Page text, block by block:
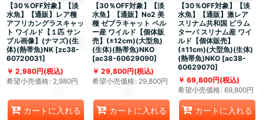
【30％OFF対象】【淡
水魚】【通販】レア種
アフリカングラスキャッ
ト ワイルド【１匹 サン
プル画像】(ナマズ)(生
体)(熱帯魚)NK [zc38-
60720031]
2,980円(税込)
希望小売価格: 2,980円
カートに入れる
【30％OFF対象】【淡
水魚】【通販】No2 美
種 ゼブラキャット ペル
ー産 ワイルド【個体販
売】(±12cm)(大型魚)
(生体)(熱帯魚)NKO
[ac38-60629090]
29,800円(税込)
希望小売価格: 29,800円
カートに入れる
【30％OFF対象】【淡
水魚】【通販】激レア
スリナム共和国 ピラム
ターバ スリナム産 ワイ
ルド【個体販売】
(±11cm)(大型魚)(生体)
(熱帯魚)NKO [ac38-
60629070]
69,800円(税込)
希望小売価格: 69,800円
カートに入れる